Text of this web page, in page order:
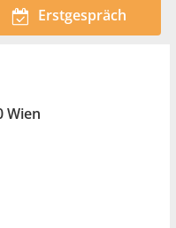
Erstgespräch
Wien